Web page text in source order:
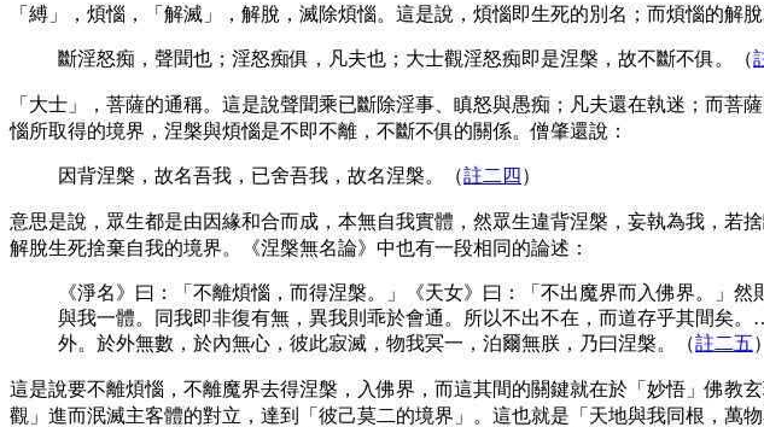
「縛」，煩惱，「解滅」，解脫，滅除煩惱。這是說，煩惱即生死的別名；而煩惱的解
斷淫怒痴，聲聞也；淫怒痴俱，凡夫也；大士觀淫怒痴即是涅槃，故不斷不俱。（
「大士」，菩薩的通稱。這是說聲聞乘已斷除淫事、瞋怒與愚痴；凡夫還在執迷；而
惱所取得的境界，涅槃與煩惱是不即不離，不斷不俱的關係。僧肇還說：
因背涅槃，故名吾我，已舍吾我，故名涅槃。 （註二四 ）
意思是說，眾生都是由因緣和合而成，本無自我實體，然眾生違背涅槃，妄執為我，若
解脫生死捨棄自我的境界。《涅槃無名論》中也有一段相同的論述：
《淨名》曰：「不離煩惱，而得涅槃。」《天女》曰：「不出魔界而入佛界。」
與我一體。同我即非復有無，異我則乖於會通。所以不出不在，而道存乎其間矣
外。於外無數，於內無心，彼此寂滅，物我冥一，泊爾無朕，乃曰涅槃。
（註二五）
這是說要不離煩惱，不離魔界去得涅槃，入佛界，而這其間的關鍵就在於「妙悟」佛
觀」進而泯滅主客體的對立，達到「彼己莫二的境界」。這也就是「天地與我同根，萬